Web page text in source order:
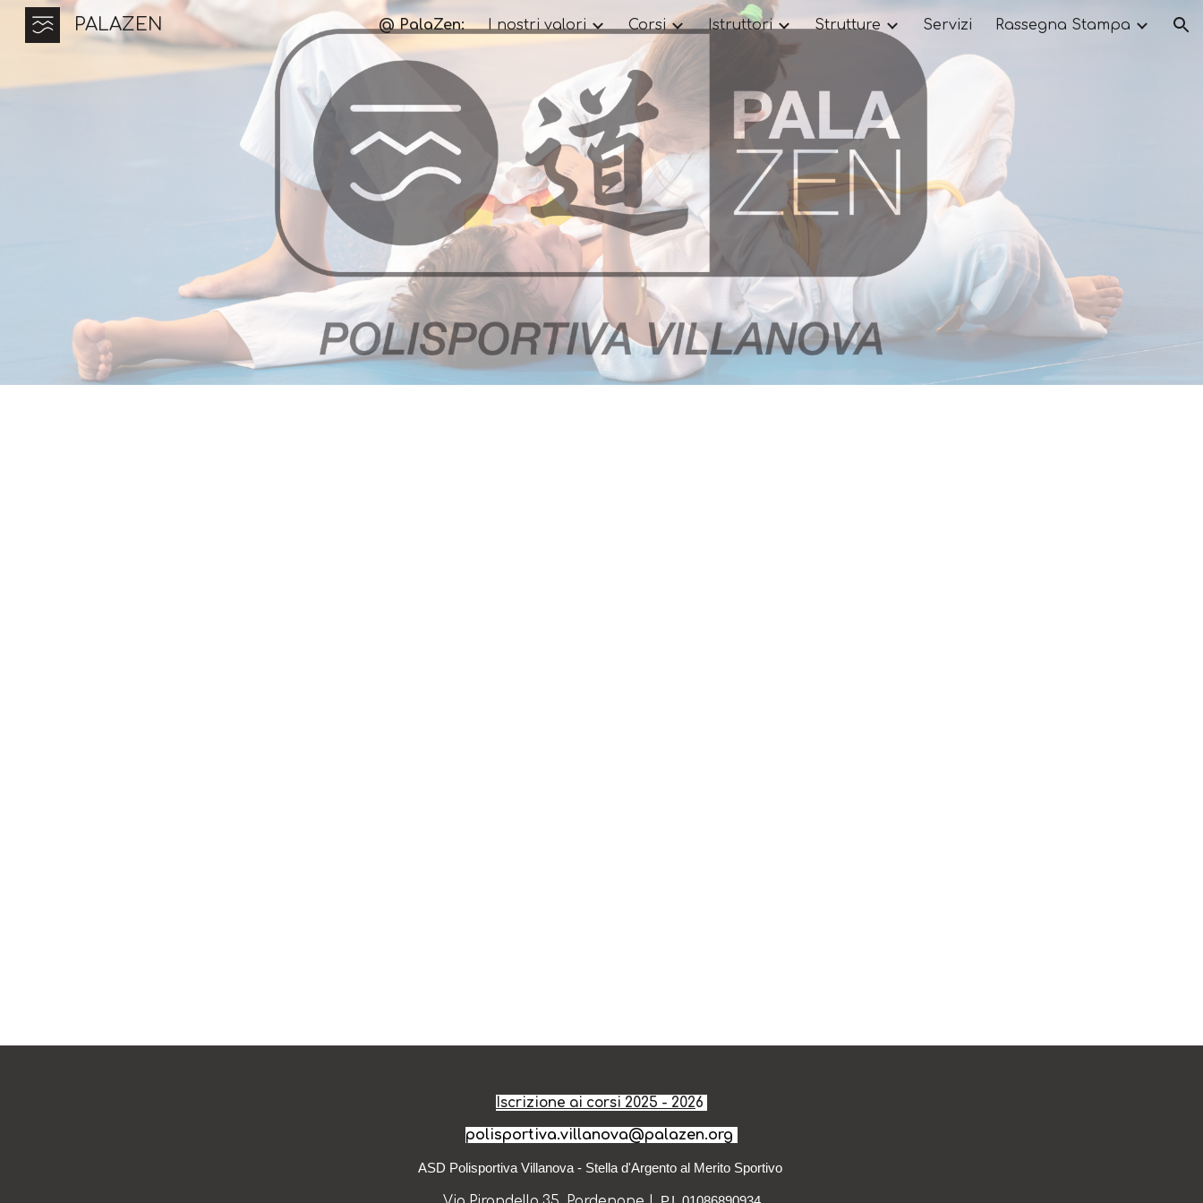
Skip to main content Skip to navigation
PALAZEN @ PalaZen: I nostri valori Corsi Istruttori Strutture Servizi Rassegna Stampa
Iscrizione ai corsi 2025 - 2026
polisportiva.villanova@palazen.org
ASD Polisportiva Villanova - Stella d'Argento al Merito Sportivo